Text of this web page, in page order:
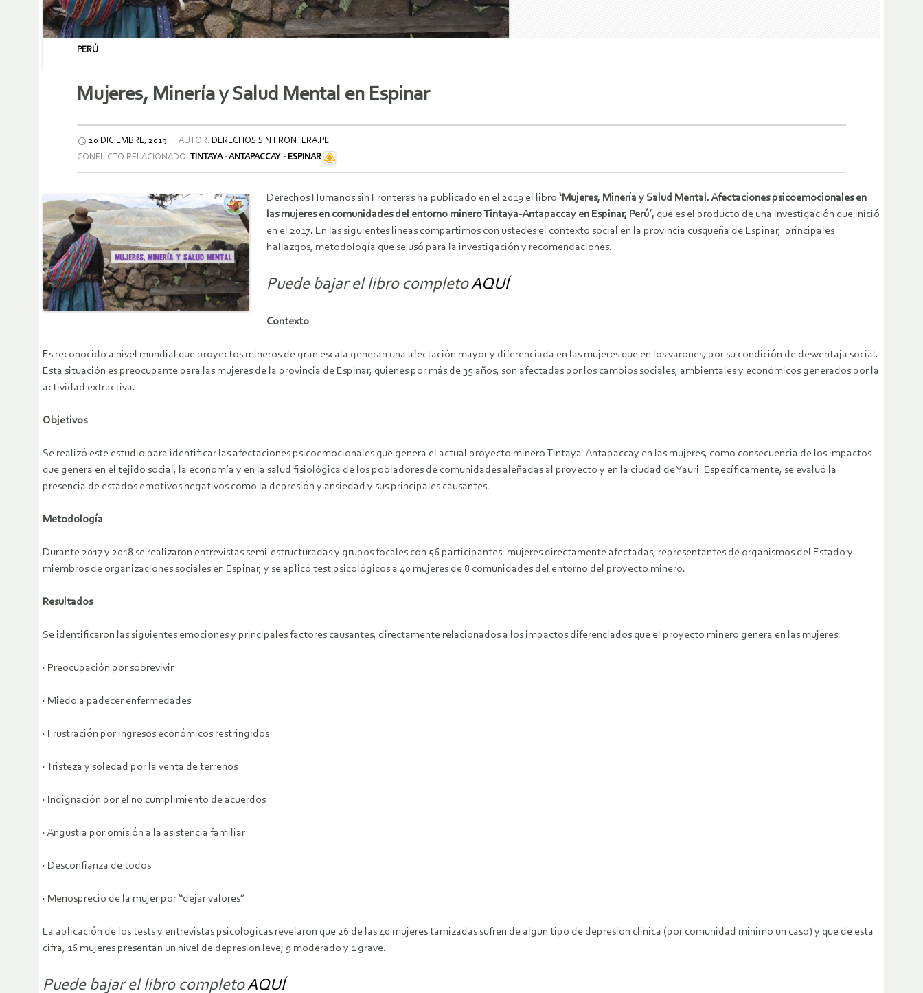
PERÚ
Mujeres, Minería y Salud Mental en Espinar
20 DICIEMBRE, 2019 AUTOR: DERECHOS SIN FRONTERA.PE
CONFLICTO RELACIONADO:
TINTAYA - ANTAPACCAY - ESPINAR
Derechos Humanos sin Fronteras ha publicado en el 2019 el libro ‘Mujeres, Minería y Salud Mental. Afectaciones psicoemocionales en
las mujeres en comunidades del entorno minero Tintaya-Antapaccay en Espinar, Perú’, que es el producto de una investigación que inició
en el 2017. En las siguientes lineas compartimos con ustedes el contexto social en la provincia cusqueña de Espinar, principales
hallazgos, metodología que se usó para la investigación y recomendaciones.
Puede bajar el libro completoAQUÍ
Contexto
Es reconocido a nivel mundial que proyectos mineros de gran escala generan una afectación mayor y diferenciada en las mujeres que en los varones, por su condición de desventaja social.
Esta situación es preocupante para las mujeres de la provincia de Espinar, quienes por más de 35 años, son afectadas por los cambios sociales, ambientales y económicos generados por la
actividad extractiva.
Objetivos
Se realizó este estudio para identificar las afectaciones psicoemocionales que genera el actual proyecto minero Tintaya-Antapaccay en las mujeres, como consecuencia de los impactos
que genera en el tejido social, la economía y en la salud fisiológica de los pobladores de comunidades aleñadas al proyecto y en la ciudad de Yauri. Específicamente, se evaluó la
presencia de estados emotivos negativos como la depresión y ansiedad y sus principales causantes.
Metodología
Durante 2017 y 2018 se realizaron entrevistas semi-estructuradas y grupos focales con 56 participantes: mujeres directamente afectadas, representantes de organismos del Estado y
miembros de organizaciones sociales en Espinar, y se aplicó test psicológicos a 40 mujeres de 8 comunidades del entorno del proyecto minero.
Resultados
Se identificaron las siguientes emociones y principales factores causantes, directamente relacionados a los impactos diferenciados que el proyecto minero genera en las mujeres:
· Preocupación por sobrevivir
· Miedo a padecer enfermedades
· Frustración por ingresos económicos restringidos
· Tristeza y soledad por la venta de terrenos
· Indignación por el no cumplimiento de acuerdos
· Angustia por omisión a la asistencia familiar
· Desconfianza de todos
· Menosprecio de la mujer por “dejar valores”
La aplicación de los tests y entrevistas psicologicas revelaron que 26 de las 40 mujeres tamizadas sufren de algun tipo de depresion clinica (por comunidad minimo un caso) y que de esta
cifra, 16 mujeres presentan un nivel de depresion leve; 9 moderado y 1 grave.
Puede bajar el libro completoAQUÍ